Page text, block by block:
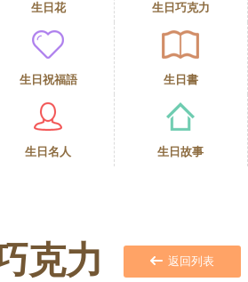
生日花 生日巧克力
生日祝福語 生日書
生日名人 生日故事
克力 返回列表